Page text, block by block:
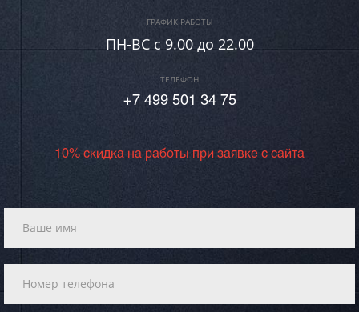
ГРАФИК РАБОТЫ
ПН-ВC c 9.00 до 22.00
ТЕЛЕФОН
+7 499 501 34 75
10% скидка на работы при заявке с сайта